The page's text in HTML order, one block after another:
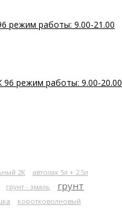
режим работы: 9.00-21.00
режим работы: 9.00-20.00
2К
автолак 5л + 2.5л
грунт - эмаль
грунт
коротковолновый